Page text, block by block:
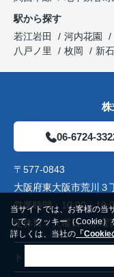
駅から探す
若江岩田
河内花園
八戸ノ里
枚岡 新
株
06-6724-
〒577-0843
大阪府東大阪市荒川３
営業時間： 10:00～
定休日：火曜日 水曜
トップページ
当サイトでは、お客様の当
して、クッキー（Cookie）
詳しくは、当社の 「